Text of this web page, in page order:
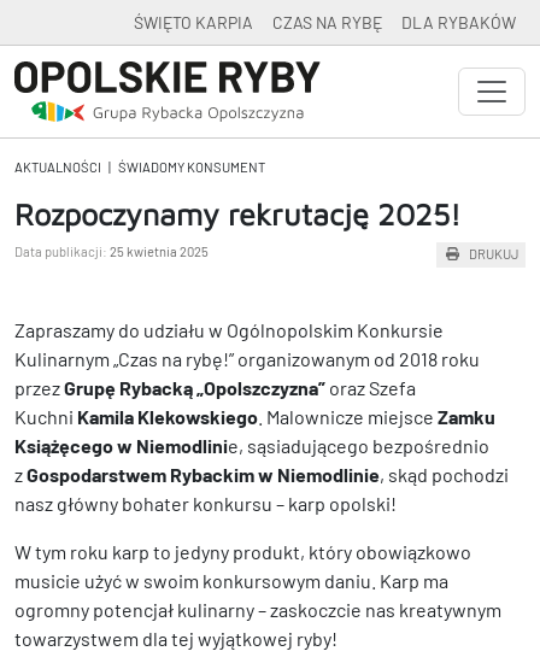
ŚWIĘTO KARPIA CZAS NA RYBĘ DLA RYBAKÓW
AKTUALNOŚCI | ŚWIADOMY KONSUMENT
Rozpoczynamy rekrutację 2025!
Data publikacji: 25 kwietnia 2025 DRUKUJ
Zapraszamy do udziału w Ogólnopolskim Konkursie
Kulinarnym „Czas na rybę!” organizowanym od 2018 roku
przezGrupę Rybacką „Opolszczyzna” oraz Szefa
Kuchni Kamila Klekowskiego . Malownicze miejsce Zamku
Książęcego w Niemodlinie, sąsiadującego bezpośrednio
zGospodarstwem Rybackim w Niemodlinie, skąd pochodzi
nasz główny bohater konkursu – karp opolski!
W tym roku karp to jedyny produkt, który obowiązkowo
musicie użyć w swoim konkursowym daniu. Karp ma
ogromny potencjał kulinarny – zaskoczcie nas kreatywnym
towarzystwem dla tej wyjątkowej ryby!